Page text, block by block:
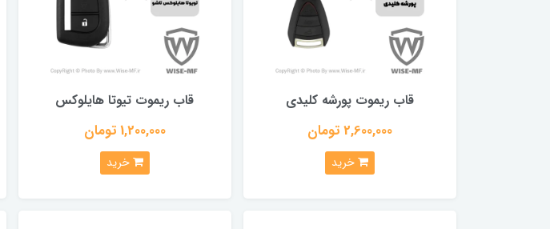
قاب ریموت پورشه کلیدی
2,600,000 تومان
خرید
قاب ریموت تیوتا هایلوکس
1,200,000 تومان
خرید